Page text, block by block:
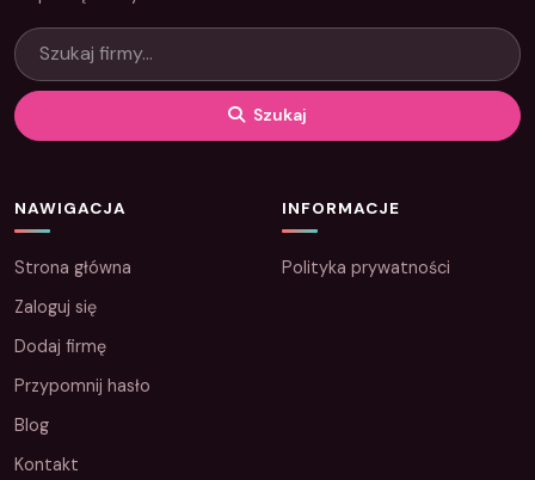
Szukaj
NAWIGACJA
Strona główna
Zaloguj się
Dodaj firmę
Przypomnij hasło
Blog
Kontakt
INFORMACJE
Polityka prywatności